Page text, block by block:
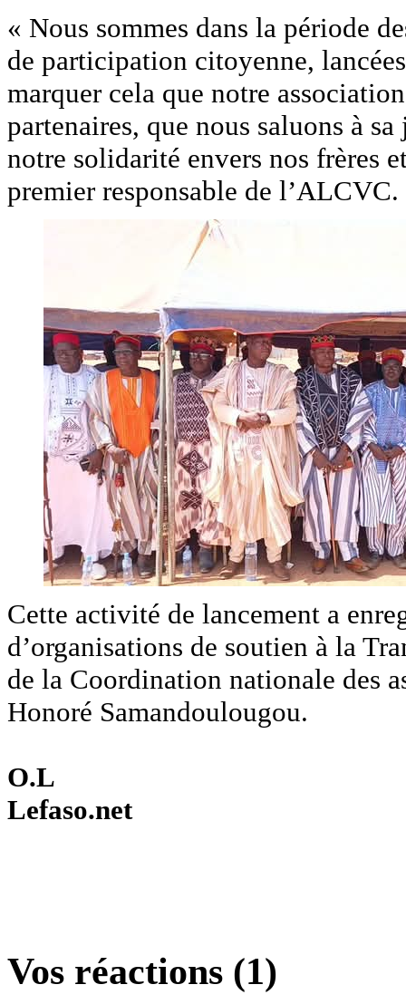
‎« Nous sommes dans la période
de participation citoyenne,
marquer cela que notre
partenaires, que nous saluons à
notre solidarité envers nos frères
premier responsable de l’ALCVC.
Cette activité de lancement a
d’organisations de soutien à la
de la Coordination nationale des
Honoré Samandoulougou.
O.L
Lefaso.net
Vos réactions (1)